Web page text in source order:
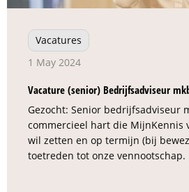
Vacatures
1 May 2024
Vacature (senior) Bedrijfsadviseur
Gezocht: Senior bedrijfsadviseur
commercieel hart die MijnKennis
wil zetten en op termijn (bij
toetreden tot onze vennootschap.